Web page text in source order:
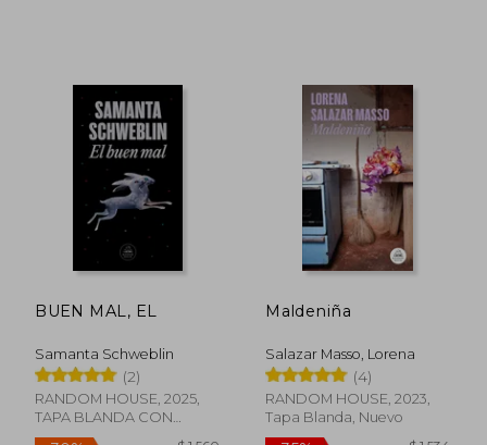
15%
dcto.
BUEN MAL, EL
Samanta Schweblin
(2)
RANDOM HOUSE, 2025,
TAPA BLANDA CON
SOLAPA, Nuevo
Maldeniña
Salazar Masso, Lorena
(4)
RANDOM HOUSE, 2023,
Tapa Blanda, Nuevo